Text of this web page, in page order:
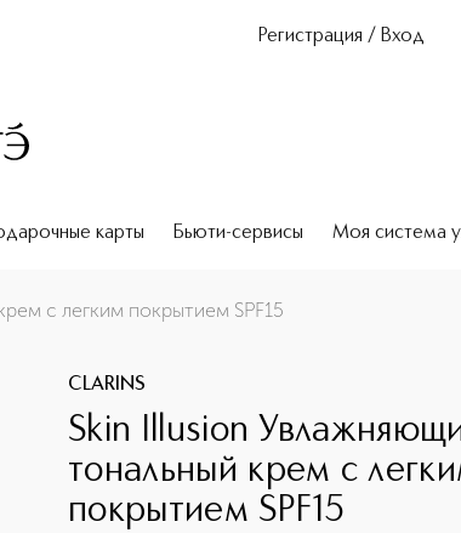
Регистрация / Вход
карты Бьюти-сервисы Моя система
с легким покрытием SPF15
CLARINS
Skin Illusion
тональный крем с
покрытием SPF15